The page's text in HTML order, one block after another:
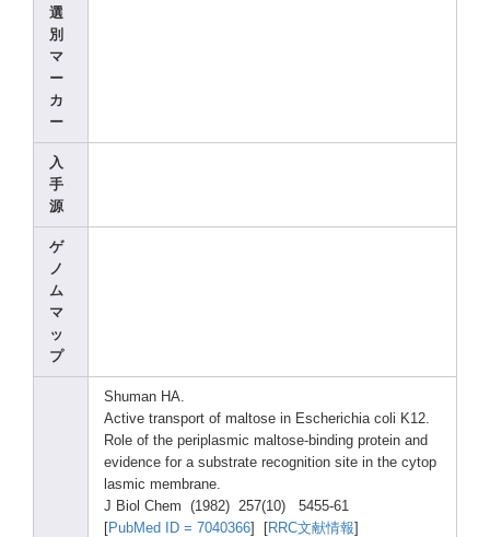
選
別
マ
ー
カ
ー
入
手
源
ゲ
ノ
ム
マ
ッ
プ
Shuman HA.
Active transport of maltose in Escherichia coli K12.
Role of the perip lasmic maltose-binding protein and
evidence for a substrate recognition site in the cytop
lasmic membrane.
J Biol Chem (1982) 257(10) 5455-61
PubMed ID = 7040366 RRC文献情報